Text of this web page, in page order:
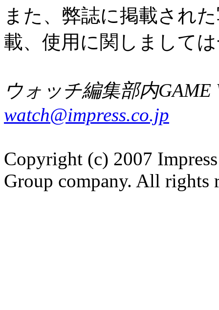
また、弊誌に掲載され
載、使用に関しまして
ウォッチ編集部内GAME
watch@impress.co.jp
Copyright (c) 2007
Group company. All rights